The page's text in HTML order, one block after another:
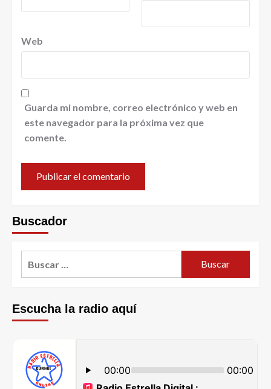
Web
Guarda mi nombre, correo electrónico y web en
este navegador para la próxima vez que
comente.
Buscador
Escucha la radio aquí